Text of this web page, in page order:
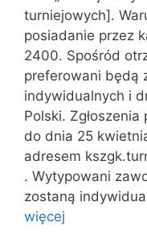
turniejowych].
posiadanie przez
2400. Spośród
preferowani będą
indywidualnych i
Polski.
do dnia 25
adresem
. Wytypowani
zostaną
więcej